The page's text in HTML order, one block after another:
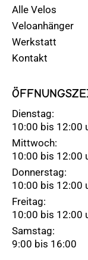
Alle Velos
Veloanhänger
Werkstatt
Kontakt
Dienstag:
10:00 bis 12:00
Mittwoch:
10:00 bis 12:00
Donnerstag:
10:00 bis 12:00
Freitag:
10:00 bis 12:00
Samstag:
9:00 bis 16:00